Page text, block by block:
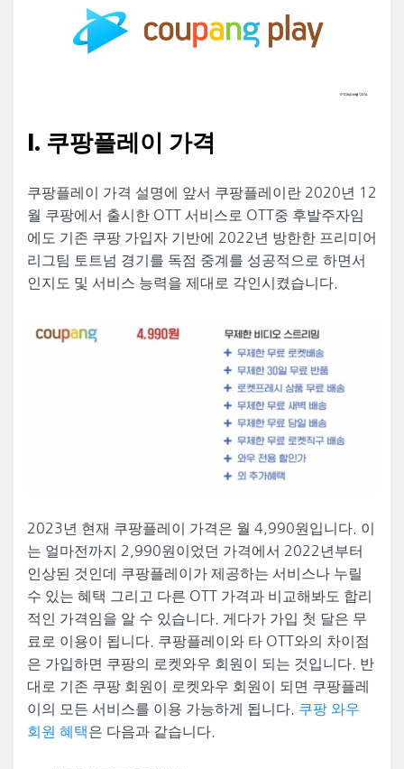
I. 쿠팡플레이 가격
쿠팡플레이 가격 설명에 앞서 쿠팡플레이란 2020년 12
월 쿠팡에서 출시한 OTT 서비스로 OTT중 후발주자임
에도 기존 쿠팡 가입자 기반에 2022년 방한한 프리미어
리그팀 토트넘 경기를 독점 중계를 성공적으로 하면서
인지도 및 서비스 능력을 제대로 각인시켰습니다.
2023년 현재 쿠팡플레이 가격은 월 4,990원입니다. 이
는 얼마전까지 2,990원이었던 가격에서 2022년부터
인상된 것인데 쿠팡플레이가 제공하는 서비스나 누릴
수 있는 혜택 그리고 다른 OTT 가격과 비교해봐도 합리
적인 가격임을 알 수 있습니다. 게다가 가입 첫 달은 무
료로 이용이 됩니다. 쿠팡플레이와 타 OTT와의 차이점
은 가입하면 쿠팡의 로켓와우 회원이 되는 것입니다. 반
대로 기존 쿠팡 회원이 로켓와우 회원이 되면 쿠팡플레
이의 모든 서비스를 이용 가능하게 됩니다. 쿠팡 와우
회원 혜택은 다음과 같습니다.